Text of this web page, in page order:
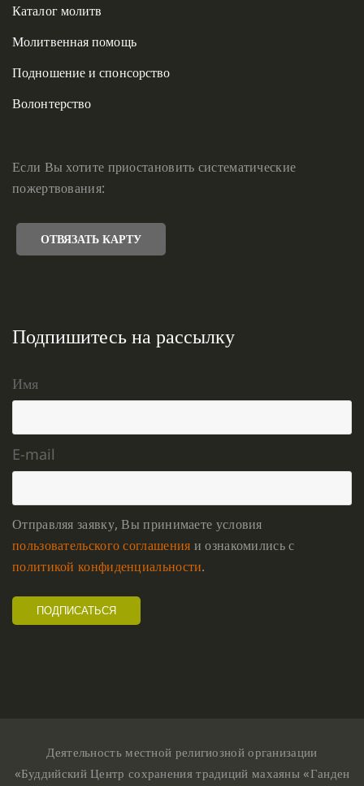
Каталог молитв
Молитвенная помощь
Подношение и спонсорство
Волонтерство
Если Вы хотите приостановить систематические
пожертвования:
ОТВЯЗАТЬ КАРТУ
Подпишитесь на рассылку
Имя
E-mail
Отправляя заявку, Вы принимаете условия
пользовательского соглашения и ознакомились с
политикой конфиденциальности.
Деятельность местной религиозной организации
«Буддийский Центр сохранения традиций махаяны «Ганден